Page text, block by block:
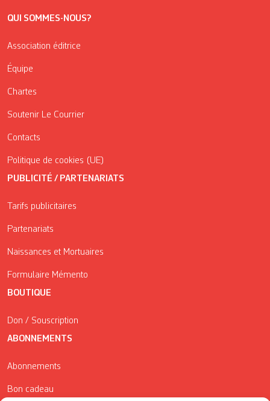
QUI SOMMES-NOUS?
Association éditrice
Équipe
Chartes
Soutenir Le Courrier
Contacts
Politique de cookies (UE)
PUBLICITÉ / PARTENARIATS
Tarifs publicitaires
Partenariats
Naissances et Mortuaires
Formulaire Mémento
BOUTIQUE
Don / Souscription
ABONNEMENTS
Abonnements
Bon cadeau